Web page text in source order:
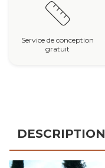
Service de conception
gratuit
DESCRIPTION